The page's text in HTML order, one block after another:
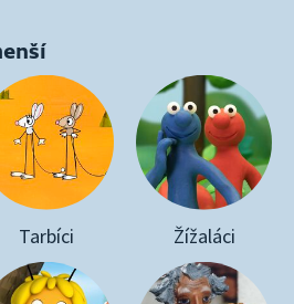
Tarbíci Žížaláci